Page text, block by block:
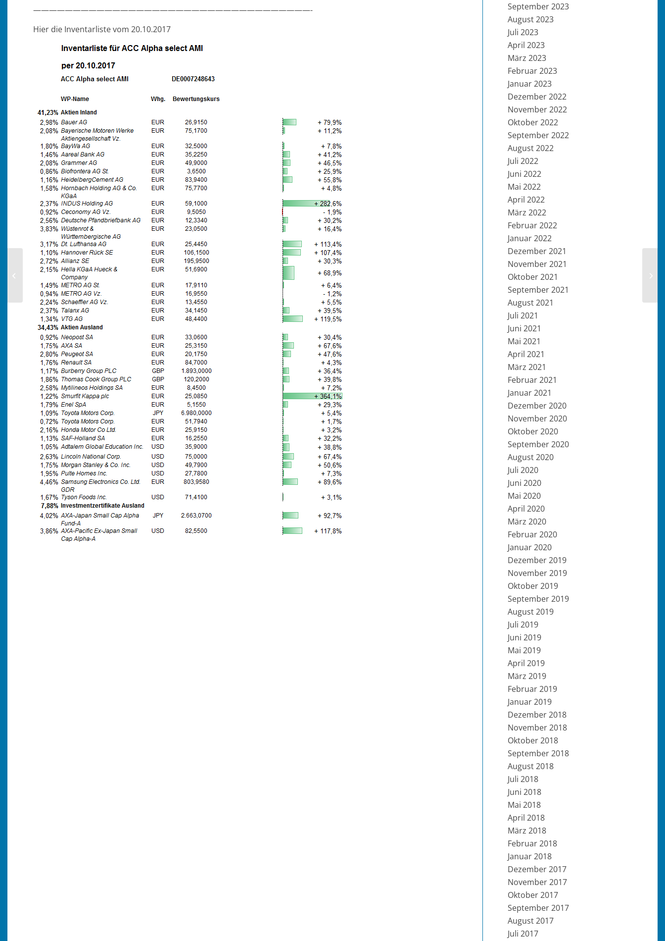
———————————————————————————————————-
Hier die Inventarliste vom 20.10.2017
September 2023
August 2023
Juli 2023
April 2023
März 2023
Februar 2023
Januar 2023
Dezember 2022
November 2022
Oktober 2022
September 2022
August 2022
Juli 2022
Juni 2022
Mai 2022
April 2022
März 2022
Februar 2022
Januar 2022
Dezember 2021
November 2021
Oktober 2021
September 2021
August 2021
Juli 2021
Juni 2021
Mai 2021
April 2021
März 2021
Februar 2021
Januar 2021
Dezember 2020
November 2020
Oktober 2020
September 2020
August 2020
Juli 2020
Juni 2020
Mai 2020
April 2020
März 2020
Februar 2020
Januar 2020
Dezember 2019
November 2019
Oktober 2019
September 2019
August 2019
Juli 2019
Juni 2019
Mai 2019
April 2019
März 2019
Februar 2019
Januar 2019
Dezember 2018
November 2018
Oktober 2018
September 2018
August 2018
Juli 2018
Juni 2018
Mai 2018
April 2018
März 2018
Februar 2018
Januar 2018
Dezember 2017
November 2017
Oktober 2017
September 2017
August 2017
Juli 2017
KW 41/2017 KW